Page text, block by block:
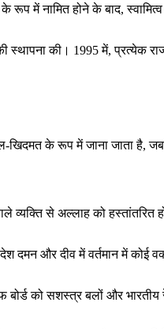
रूप में नामित होने के बाद,
की। 1995 में, प्रत्येक
उल-खिदमत के रूप में जाना जाता है,
व्यक्ति से अल्लाह को हस्तांतरित
दमन और दीव में वर्तमान में कोई
को सशस्त्र बलों और भारतीय